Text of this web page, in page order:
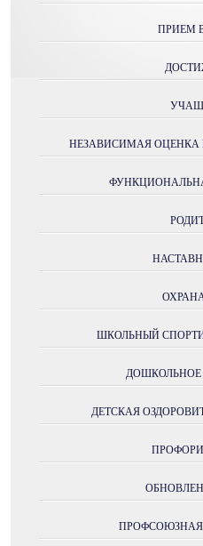
ПРИЕМ
НЕЗАВИСИМАЯ ОЦЕНКА
ШКОЛЬНЫЙ
ДОШКОЛЬНОЕ
ДЕТСКАЯ
ПРОФСОЮЗНАЯ